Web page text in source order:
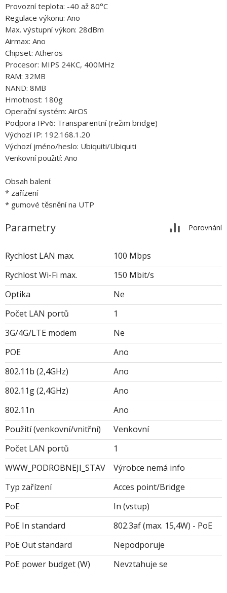
Provozní teplota: -40 až 80°C
Regulace výkonu: Ano
Max. výstupní výkon: 28dBm
Airmax: Ano
Chipset: Atheros
Procesor: MIPS 24KC, 400MHz
RAM: 32MB
NAND: 8MB
Hmotnost: 180g
Operační systém: AirOS
Podpora IPv6: Transparentní (režim bridge)
Výchozí IP: 192.168.1.20
Výchozí jméno/heslo: Ubiquiti/Ubiquiti
Venkovní použití: Ano
Obsah balení:
* zařízení
* gumové těsnění na UTP
Parametry Porovnání
Rychlost LAN max.
100 Mbps
Rychlost Wi-Fi max.
150 Mbit/s
Optika
Ne
Počet LAN portů
1
3G/4G/LTE modem
Ne
POE
Ano
802.11b (2,4GHz)
Ano
802.11g (2,4GHz)
Ano
802.11n
Ano
Použití (venkovní/vnitřní)
Venkovní
Počet LAN portů
1
WWW_PODROBNEJI_STAV
Výrobce nemá info
Typ zařízení
Acces point/Bridge
PoE
In (vstup)
PoE In standard
802.3af (max. 15,4W) - PoE
PoE Out standard
Nepodporuje
PoE power budget (W)
Nevztahuje se